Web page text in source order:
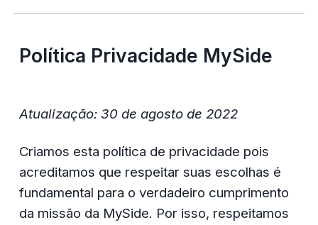
Política Privacidade MySide
Atualização: 30 de agosto de 2022
Criamos esta política de privacidade pois
acreditamos que respeitar suas escolhas é
fundamental para o verdadeiro cumprimento
da missão da MySide. Por isso, respeitamos